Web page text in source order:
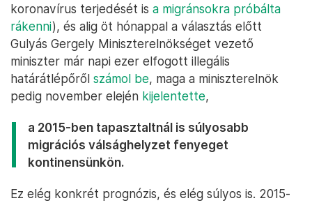
koronavírus terjedését is a migránsokra próbálta
rákenni), és alig öt hónappal a választás előtt
Gulyás Gergely Miniszterelnökséget vezető
miniszter már napi ezer elfogott illegális
határátlépőről számol be, maga a miniszterelnök
pedig november elején kijelentette,
a 2015-ben tapasztaltnál is súlyosabb
migrációs válsághelyzet fenyeget
kontinensünkön.
Ez elég konkrét prognózis, és elég súlyos is. 2015-